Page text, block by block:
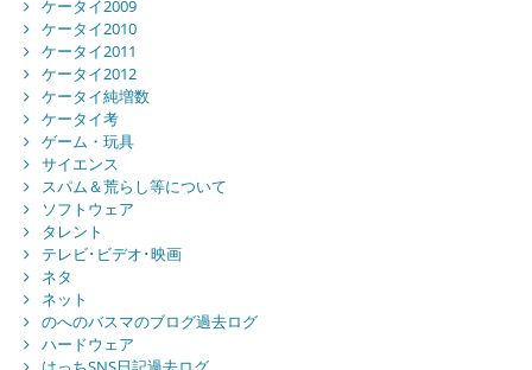
ケータイ2009
ケータイ2010
ケータイ2011
ケータイ2012
ケータイ純増数
ケータイ考
ゲーム・玩具
サイエンス
スパム＆荒らし等について
ソフトウェア
タレント
テレビ･ビデオ･映画
ネタ
ネット
のへのバスマのブログ過去ログ
ハードウェア